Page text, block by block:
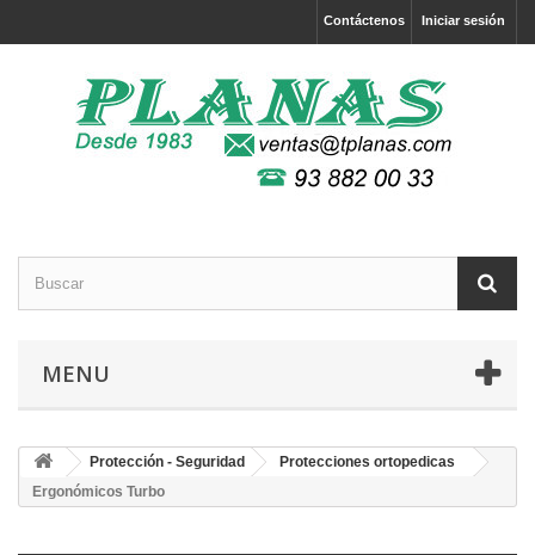
Iniciar sesión
Contáctenos
MENU
Protección - Seguridad
Protecciones ortopedicas
Ergonómicos Turbo